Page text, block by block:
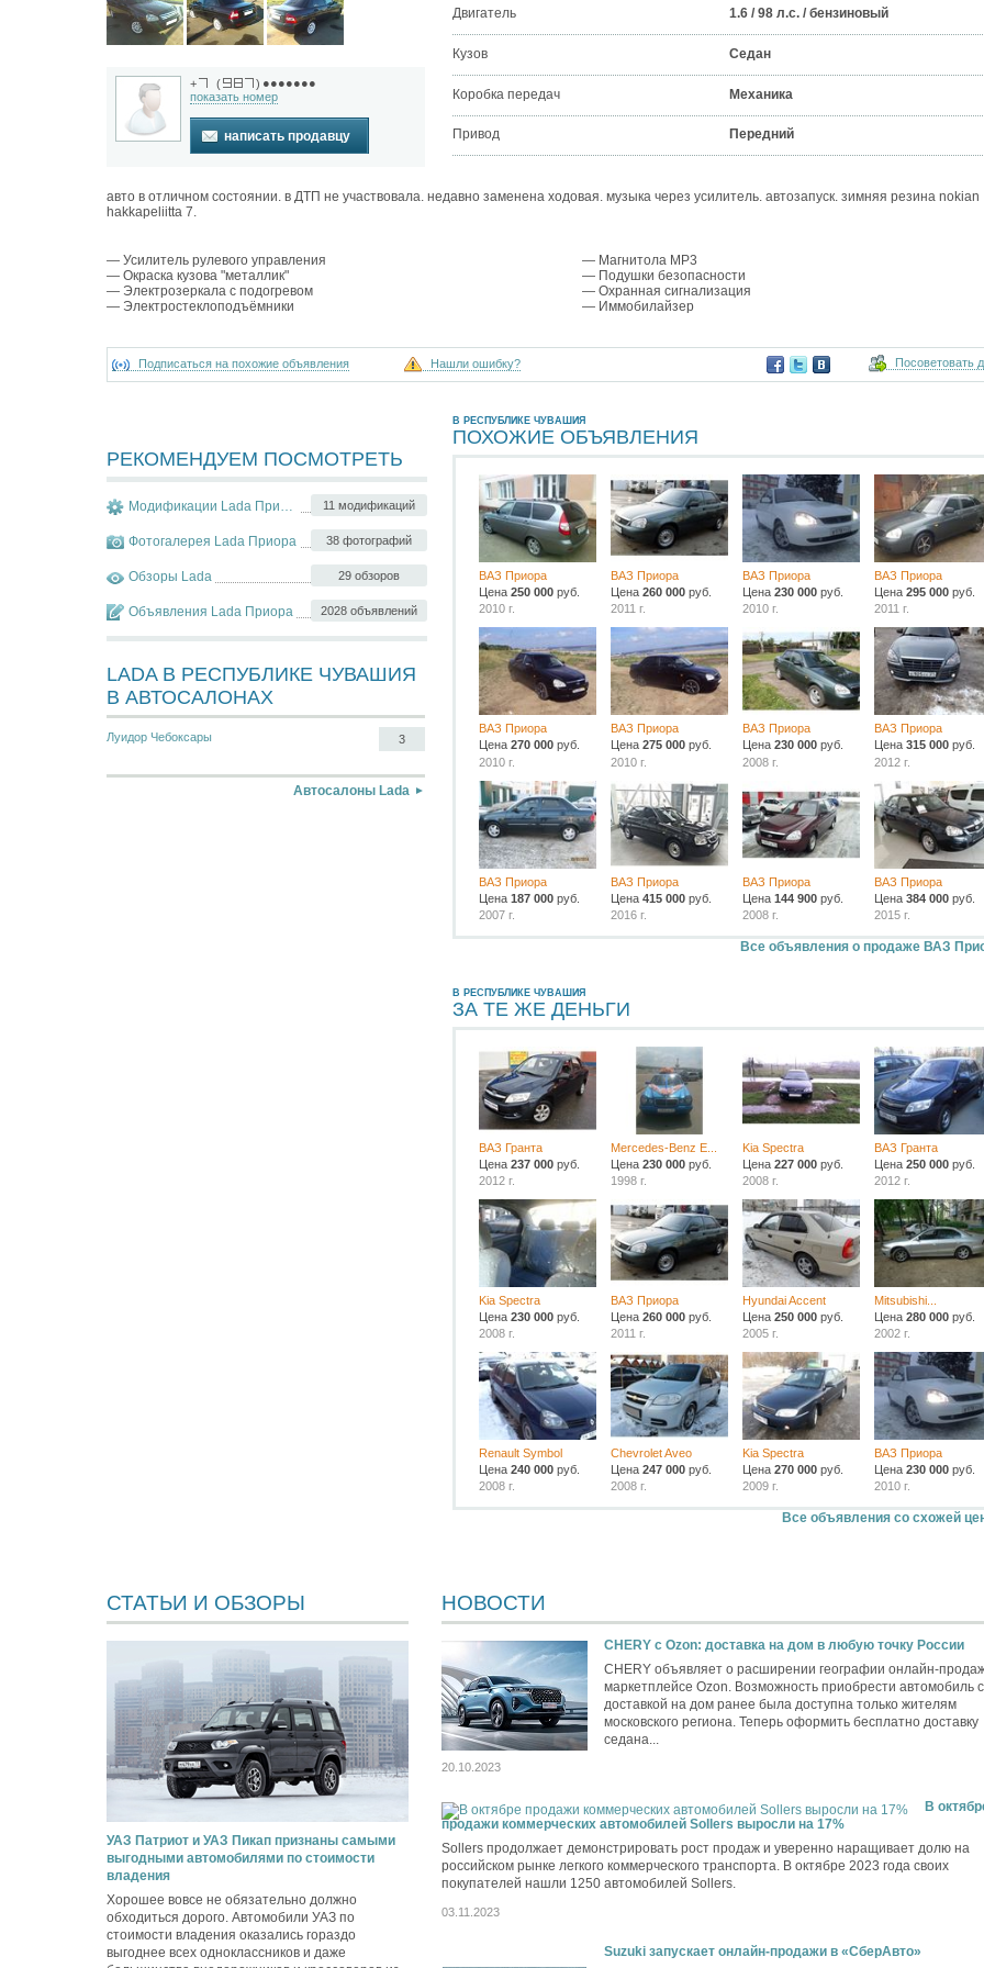
+ ( ) ●●●●●●●
показать номер
написать продавцу
Двигатель 1.6 / 98 л.с. / бензиновый
Кузов Седан
Коробка передач Механика
Привод Передний
авто в отличном состоянии. в ДТП не участвовала. недавно заменена ходовая. музыка через усилитель. автозапуск. зимняя резина nokian
hakkapeliitta 7.
— Усилитель рулевого управления
— Окраска кузова "металлик"
— Электрозеркала с подогревом
— Электростеклоподъёмники
— Магнитола MP3
— Подушки безопасности
— Охранная сигнализация
— Иммобилайзер
Посоветовать
Подписаться на похожие объявления Нашли ошибку?
РЕКОМЕНДУЕМ ПОСМОТРЕТЬ
11 модификаций
Модификации Lada Приора
38 фотографий
Фотогалерея Lada Приора
29 обзоров
Обзоры Lada
2028 объявлений
Объявления Lada Приора
LADA В РЕСПУБЛИКЕ ЧУВАШИЯ
В АВТОСАЛОНАХ
Луидор Чебоксары 3
Автосалоны Lada
В РЕСПУБЛИКЕ ЧУВАШИЯ
ПОХОЖИЕ ОБЪЯВЛЕНИЯ
ВАЗ Приора
Цена250 000 руб.
2010 г.
ВАЗ Приора
Цена260 000 руб.
2011 г.
ВАЗ Приора
Цена 230 000руб.
2010 г.
ВАЗ Приора
Цена 295 000руб.
2011 г.
ВАЗ Приора
Цена270 000 руб.
2010 г.
ВАЗ Приора
Цена275 000 руб.
2010 г.
ВАЗ Приора
Цена 230 000руб.
2008 г.
ВАЗ Приора
Цена 315 000руб.
2012 г.
ВАЗ Приора
Цена187 000 руб.
2007 г.
ВАЗ Приора
Цена415 000 руб.
2016 г.
ВАЗ Приора
Цена 144 900руб.
2008 г.
ВАЗ Приора
Цена 384 000руб.
2015 г.
Все объявления о продаже ВАЗ
В РЕСПУБЛИКЕ ЧУВАШИЯ
ЗА ТЕ ЖЕ ДЕНЬГИ
ВАЗ Гранта
Цена237 000 руб.
2012 г.
Mercedes-Benz E...
Цена230 000 руб.
1998 г.
Kia Spectra
Цена 227 000руб.
2008 г.
ВАЗ Гранта
Цена 250 000руб.
2012 г.
Kia Spectra
Цена230 000 руб.
2008 г.
ВАЗ Приора
Цена260 000 руб.
2011 г.
Hyundai Accent
Цена 250 000руб.
2005 г.
Mitsubishi...
Цена 280 000руб.
2002 г.
Renault Symbol
Цена240 000 руб.
2008 г.
Chevrolet Aveo
Цена247 000 руб.
2008 г.
Kia Spectra
Цена 270 000руб.
2009 г.
ВАЗ Приора
Цена 230 000руб.
2010 г.
Все объявления со схожей
СТАТЬИ И ОБЗОРЫ
УАЗ Патриот и УАЗ Пикап признаны самыми
выгодными автомобилями по стоимости
владения
Хорошее вовсе не обязательно должно
обходиться дорого. Автомобили УАЗ по
стоимости владения оказались гораздо
выгоднее всех одноклассников и даже
НОВОСТИ
CHERY c Ozon: доставка на дом в любую точку России
CHERY объявляет о расширении географии онлайн-
маркетплейсе Ozon. Возможность приобрести автомобиль с
доставкой на дом ранее была доступна только жителям
московского региона. Теперь оформить бесплатно доставку
седана...
20.10.2023
В
продажи коммерческих автомобилей Sollers выросли на 17%
Sollers продолжает демонстрировать рост продаж и уверенно наращивает долю на
российском рынке легкого коммерческого транспорта. В октябре 2023 года своих
покупателей нашли 1250 автомобилей Sollers.
03.11.2023
Suzuki запускает онлайн-продажи в «СберАвто»